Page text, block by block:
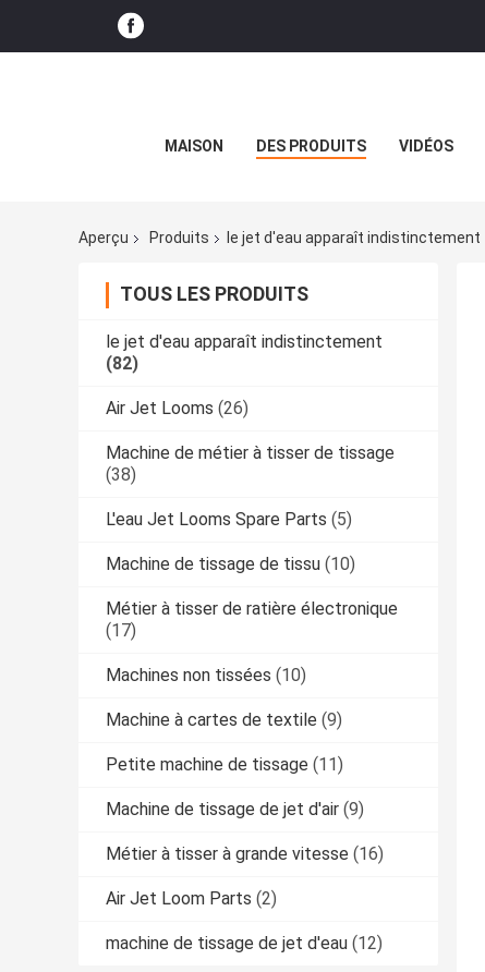
MAISON DES PRODUITS VIDÉOS
Aperçu Produits le jet d'eau apparaît indistinctement
TOUS LES PRODUITS
le jet d'eau apparaît indistinctement
(82)
Air Jet Looms (26)
Machine de métier à tisser de tissage
(38)
L'eau Jet Looms Spare Parts (5)
Machine de tissage de tissu (10)
Métier à tisser de ratière électronique
(17)
Machines non tissées (10)
Machine à cartes de textile (9)
Petite machine de tissage (11)
Machine de tissage de jet d'air (9)
Métier à tisser à grande vitesse (16)
Air Jet Loom Parts (2)
machine de tissage de jet d'eau (12)